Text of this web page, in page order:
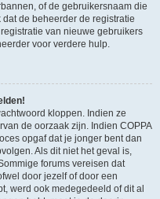
of de gebruikersnaam die
de beheerder de registratie
van nieuwe gebruikers
voor verdere hulp.
kloppen. Indien ze
de oorzaak zijn. Indien COPPA
opgaf dat je jonger bent dan
Als dit niet het geval is,
forums vereisen dat
door jezelf of door een
werd ook medegedeeld of dit al